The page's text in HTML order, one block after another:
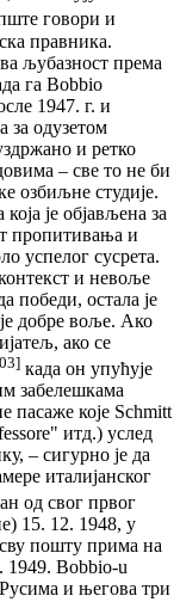
говори и
правника.
љубазност према
га Bobbio
1947. г. и
за одузетом
и ретко
– све то не би
озбиљне студије.
је објављена за
пропитивања и
успелог сусрета.
и невоље
победи, остала је
добре воље. Ако
ако се
када он упућује
забелешкама
пасаже које Schmitt
итд.) услед
– сигурно је да
италијанског
од свог првог
15. 12. 1948, у
пошту прима на
1949. Bobbio-u
и његова три